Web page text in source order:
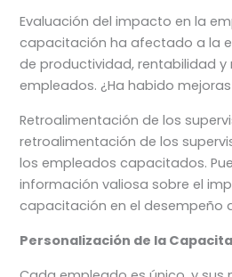
Evaluación del impacto en la
capacitación ha afectado a la
de productividad, rentabilidad y
empleados. ¿Ha habido
Retroalimentación de los
retroalimentación de los
los empleados capacitados.
información valiosa sobre el
capacitación en el desempeño
Personalización de la